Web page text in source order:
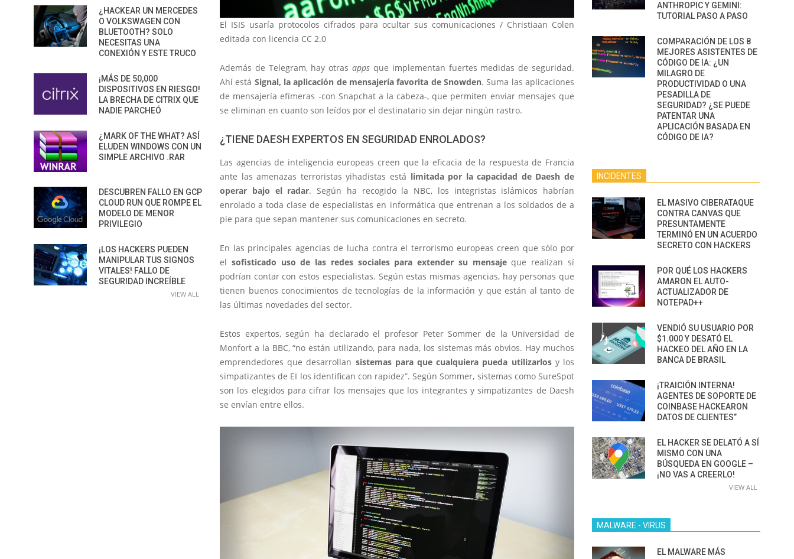
El ISIS usaría protocolos cifrados para ocultar sus comunicaciones / Christiaan Colen
editada con licencia CC 2.0
Además de Telegram, hay otrasapps que implementan fuertes medidas de seguridad.
Ahí está Signal, la aplicación de mensajería favorita de Snowden. Suma las aplicaciones
de mensajería efímeras -con Snapchat a la cabeza-, que permiten enviar mensajes que
se eliminan en cuanto son leídos por el destinatario sin dejar ningún rastro.
¿TIENE DAESH EXPERTOS EN SEGURIDAD ENROLADOS?
Las agencias de inteligencia europeas creen que la eficacia de la respuesta de Francia
ante las amenazas terroristas yihadistas está limitada por la capacidad de Daesh de
operar bajo el radar. Según ha recogido la NBC, los integristas islámicos habrían
enrolado a toda clase de especialistas en informática que entrenan a los soldados de a
pie para que sepan mantener sus comunicaciones en secreto.
En las principales agencias de lucha contra el terrorismo europeas creen que sólo por
el sofisticado uso de las redes sociales para extender su mensajeque realizan sí
podrían contar con estos especialistas. Según estas mismas agencias, hay personas que
tienen buenos conocimientos de tecnologías de la información y que están al tanto de
las últimas novedades del sector.
Estos expertos, según ha declarado el profesor Peter Sommer de la Universidad de
Monfort a la BBC, “no están utilizando, para nada, los sistemas más obvios. Hay muchos
emprendedores que desarrollan sistemas para que cualquiera pueda utilizarlosy los
simpatizantes de EI los identifican con rapidez”. Según Sommer, sistemas como SureSpot
son los elegidos para cifrar los mensajes que los integrantes y simpatizantes de Daesh
se envían entre ellos.
¿HACKEAR UN MERCEDES
O VOLKSWAGEN CON
BLUETOOTH? SOLO
NECESITAS UNA
CONEXIÓN Y ESTE TRUCO
¡MÁS DE 50,000
DISPOSITIVOS EN RIESGO!
LA BRECHA DE CITRIX QUE
NADIE PARCHEÓ
¿MARK OF THE WHAT? ASÍ
ELUDEN WINDOWS CON UN
SIMPLE ARCHIVO .RAR
DESCUBREN FALLO EN GCP
CLOUD RUN QUE ROMPE EL
MODELO DE MENOR
PRIVILEGIO
¡LOS HACKERS PUEDEN
MANIPULAR TUS SIGNOS
VITALES! FALLO DE
SEGURIDAD INCREÍBLE
VIEW ALL
ANTHROPIC Y GEMINI:
TUTORIAL PASO A PASO
COMPARACIÓN DE LOS 8
MEJORES ASISTENTES DE
CÓDIGO DE IA: ¿UN
MILAGRO DE
PRODUCTIVIDAD O UNA
PESADILLA DE
SEGURIDAD? ¿SE PUEDE
PATENTAR UNA
APLICACIÓN BASADA EN
CÓDIGO DE IA?
INCIDENTES
EL MASIVO CIBERATAQUE
CONTRA CANVAS QUE
PRESUNTAMENTE
TERMINÓ EN UN ACUERDO
SECRETO CON HACKERS
POR QUÉ LOS HACKERS
AMARON EL AUTO-
ACTUALIZADOR DE
NOTEPAD++
VENDIÓ SU USUARIO POR
$1.000 Y DESATÓ EL
HACKEO DEL AÑO EN LA
BANCA DE BRASIL
¡TRAICIÓN INTERNA!
AGENTES DE SOPORTE DE
COINBASE HACKEARON
DATOS DE CLIENTES”
EL HACKER SE DELATÓ A SÍ
MISMO CON UNA
BÚSQUEDA EN GOOGLE –
¡NO VAS A CREERLO!
VIEW ALL
MALWARE - VIRUS
EL MALWARE MÁS